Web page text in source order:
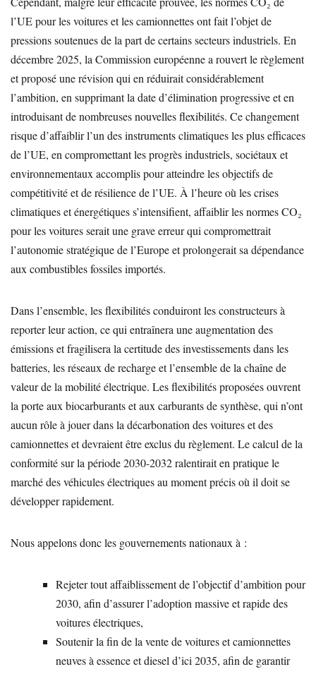
l’UE pour les voitures et les camionnettes ont fait l’objet de
pressions soutenues de la part de certains secteurs industriels. En
décembre 2025, la Commission européenne a rouvert le règlement
et proposé une révision qui en réduirait considérablement
l’ambition, en supprimant la date d’élimination progressive et en
introduisant de nombreuses nouvelles flexibilités. Ce changement
risque d’affaiblir l’un des instruments climatiques les plus efficaces
de l’UE, en compromettant les progrès industriels, sociétaux et
environnementaux accomplis pour atteindre les objectifs de
compétitivité et de résilience de l’UE. À l’heure où les crises
climatiques et énergétiques s’intensifient, affaiblir les normes CO₂
pour les voitures serait une grave erreur qui compromettrait
l’autonomie stratégique de l’Europe et prolongerait sa dépendance
aux combustibles fossiles importés.
Dans l’ensemble, les flexibilités conduiront les constructeurs à
reporter leur action, ce qui entraînera une augmentation des
émissions et fragilisera la certitude des investissements dans les
batteries, les réseaux de recharge et l’ensemble de la chaîne de
valeur de la mobilité électrique. Les flexibilités proposées ouvrent
la porte aux biocarburants et aux carburants de synthèse, qui n’ont
aucun rôle à jouer dans la décarbonation des voitures et des
camionnettes et devraient être exclus du règlement. Le calcul de la
conformité sur la période 2030-2032 ralentirait en pratique le
marché des véhicules électriques au moment précis où il doit se
développer rapidement.
Nous appelons donc les gouvernements nationaux à :
Rejeter tout affaiblissement de l’objectif d’ambition pour
2030, afin d’assurer l’adoption massive et rapide des
voitures électriques,
Soutenir la fin de la vente de voitures et camionnettes
neuves à essence et diesel d’ici 2035, afin de garantir